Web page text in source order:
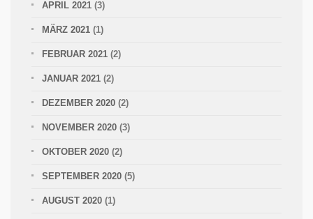
APRIL 2021 (3)
MÄRZ 2021 (1)
FEBRUAR 2021 (2)
JANUAR 2021 (2)
DEZEMBER 2020 (2)
NOVEMBER 2020 (3)
OKTOBER 2020 (2)
SEPTEMBER 2020 (5)
AUGUST 2020 (1)